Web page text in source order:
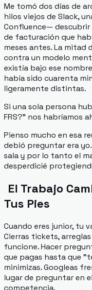
Me tomó dos días de
hilos viejos de Slack,
Confluence— descubrir
de facturación que
meses antes. La mitad
contra un modelo
existía bajo ese
había sido cuarenta
ligeramente distintas.
Si una sola persona
FRS?" nos habríamos
Pienso mucho en esa
debió preguntar era
sala y por lo tanto el
desperdicié
El Trabajo
Tus Pies
Cuando eres junior, tu
Cierras tickets,
funcione. Hacer
que pagas hasta que
minimizas. Googleas
lugar de preguntar en
competencia.